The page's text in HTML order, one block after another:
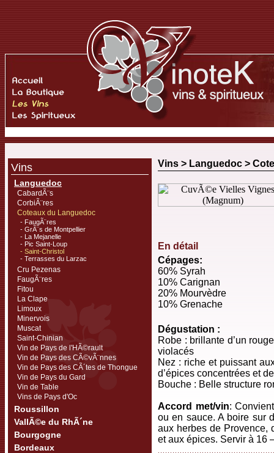
Vins
Languedoc
CabardÃ¨s
CorbiÃ¨res
Coteaux du Languedoc
- FaugÃ¨res
- GrÃ¨s de Montpellier
- La Mejanelle
- Pic Saint-Loup
- Saint-Christol
- Terrasses du Larzac
Cru Pezenas
FaugÃ¨res
Fitou
La Clape
Limoux
Minervois
Muscat
Saint-Chinian
Vin de Pays de l'HÃ©rault
Vin de Pays des CÃ©vÃ¨nnes
Vin de Pays des CÃ´tes de Thongue
Vin de Pays du Gard
Vin de Table
Vins de Pays d'Oc
Roussillon
VallÃ©e du RhÃ´ne
Bourgogne
Bordeaux
Vins > Languedoc >
En détail
Cépages:
60% Syrah
10% Carignan
20% Mourvèdre
10% Grenache
Dégustation :
Robe : brillante d’un
violacés
Nez : riche et puissant
d’épices concentrées et
Bouche : Belle structure
Accord met/vin:
ou en sauce. A boire sur
aux herbes de Provence,
et aux épices. Servir à 16